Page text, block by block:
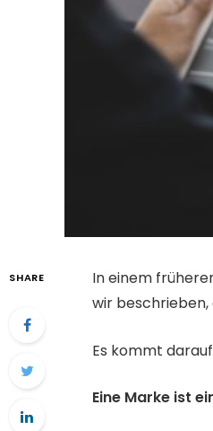
SHARE In einem
wir beschrieben,
Es kommt
Eine Marke ist